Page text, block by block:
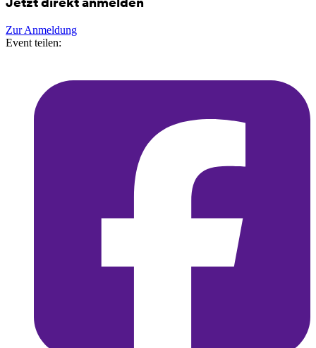
Jetzt direkt anmelden
Zur Anmeldung
Event teilen: